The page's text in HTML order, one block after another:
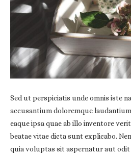
Sed ut perspiciatis unde omnis iste
accusantium doloremque
eaque ipsa quae ab illo inventore
beatae vitae dicta sunt explicabo.
quia voluptas sit aspernatur aut